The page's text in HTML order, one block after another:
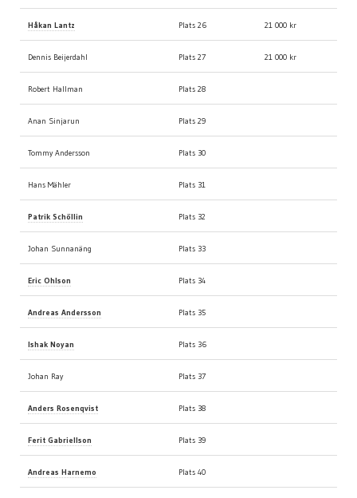
Håkan Lantz Plats 26 21 000 kr
Dennis Beijerdahl Plats 27 21 000 kr
Robert Hallman Plats 28
Anan Sinjarun Plats 29
Tommy Andersson Plats 30
Hans Mähler Plats 31
Patrik Schöllin Plats 32
Johan Sunnanäng Plats 33
Eric Ohlson Plats 34
Andreas Andersson Plats 35
Ishak Noyan Plats 36
Johan Ray Plats 37
Anders Rosenqvist Plats 38
Ferit Gabriellson Plats 39
Andreas Harnemo Plats 40